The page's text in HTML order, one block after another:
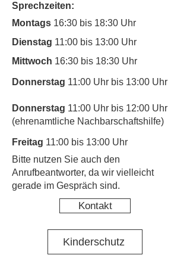
Sprechzeiten:
Montags 16:30 bis 18:30 Uhr
Dienstag 11:00 bis 13:00 Uhr
Mittwoch 16:30 bis 18:30 Uhr
Donnerstag 11:00 Uhr bis 13:00 Uhr
Donnerstag 11:00 Uhr bis 12:00 Uhr
(ehrenamtliche Nachbarschaftshilfe)
Freitag 11:00 bis 13:00 Uhr
​Bitte nutzen Sie auch den
Anrufbeantworter, da wir vielleicht
gerade im Gespräch sind.
Kontakt
Kinderschutz